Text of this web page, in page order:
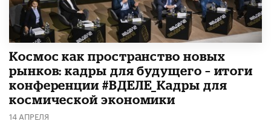
Космос как пространство новых
рынков: кадры для будущего – итоги
конференции #ВДЕЛЕ_Кадры для
космической экономики
14 АПРЕЛЯ